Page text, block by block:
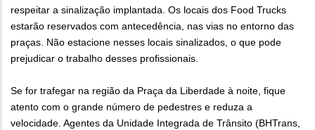
respeitar a sinalização implantada. Os locais dos Food Trucks
estarão reservados com antecedência, nas vias no entorno das
praças. Não estacione nesses locais sinalizados, o que pode
prejudicar o trabalho desses profissionais.
Se for trafegar na região da Praça da Liberdade à noite, fique
atento com o grande número de pedestres e reduza a
velocidade. Agentes da Unidade Integrada de Trânsito (BHTrans,